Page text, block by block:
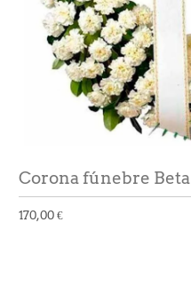
Corona fúnebre Beta
170,00 €